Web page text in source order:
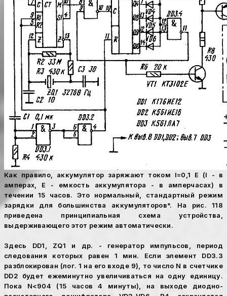
Как правило, аккумулятор заряжают током I=0,1 E (I - в
амперах, Е - емкость аккумулятора - в амперчасах) в
течении 15 часов. Это нормальный, стандартный режим
зарядки для большинства аккумуляторов*. На рис. 118
приведена принципиальная схема устройства,
выдерживающего этот режим автоматически.
Здесь DD1, ZQ1 и др. - генератор импульсов, период
следования которых равен 1 мин. Если элемент DD3.3
разблокирован (лог. 1 на его входе 9), то число N в счетчике
DD2 будет ежеминутно увеличиваться на одну единицу.
Пока N<904 (15 часов 4 минуты), на выходе диодно-